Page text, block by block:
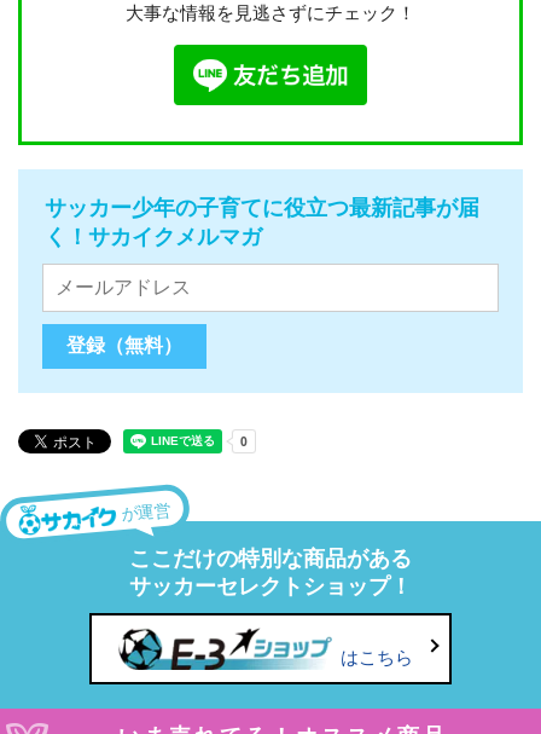
大事な情報を見逃さずにチェック！
サッカー少年の子育てに役立つ最新記事が届
く！サカイクメルマガ
が運営
ここだけの特別な商品がある
サッカーセレクトショップ！
はこちら